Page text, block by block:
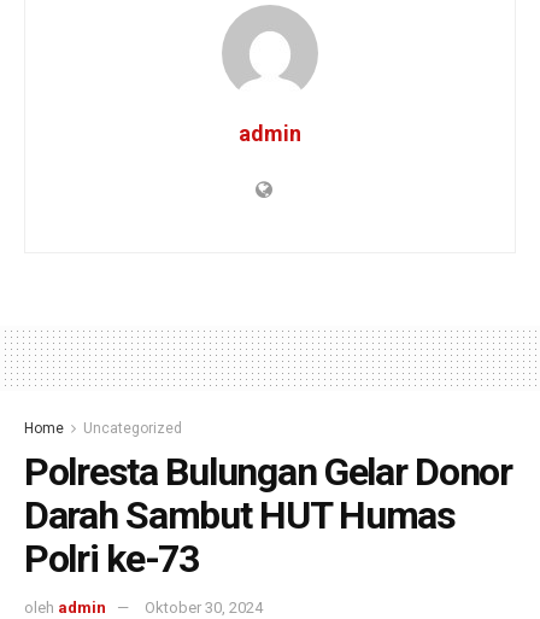
admin
Home Uncategorized
Polresta Bulungan Gelar Donor
Darah Sambut HUT Humas
Polri ke-73
oleh admin Oktober 30, 2024